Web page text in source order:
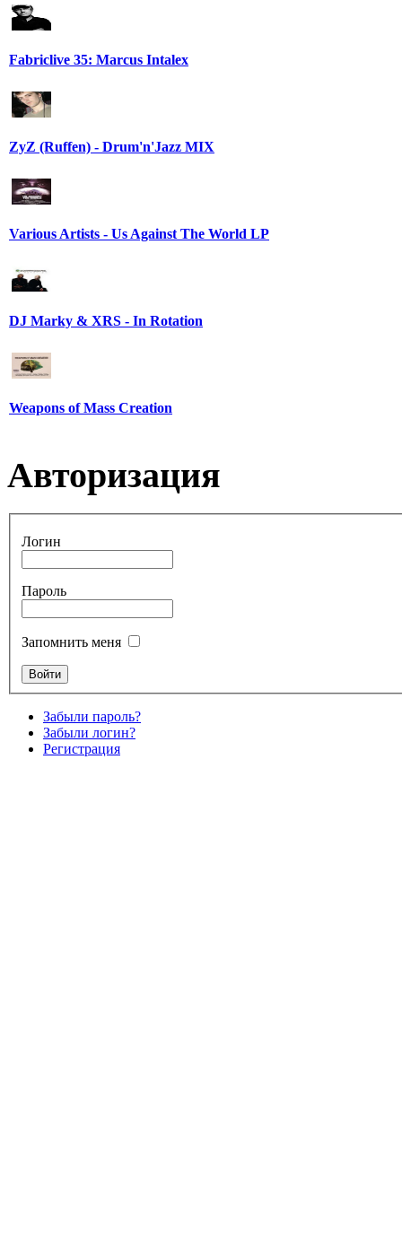
Fabriclive 35: Marcus Intalex
ZyZ (Ruffen) - Drum'n'Jazz MIX
Various Artists - Us Against The World LP
DJ Marky & XRS - In Rotation
Weapons of Mass Creation
Авторизация
Логин
Пароль
Запомнить меня
Забыли пароль?
Забыли логин?
Регистрация